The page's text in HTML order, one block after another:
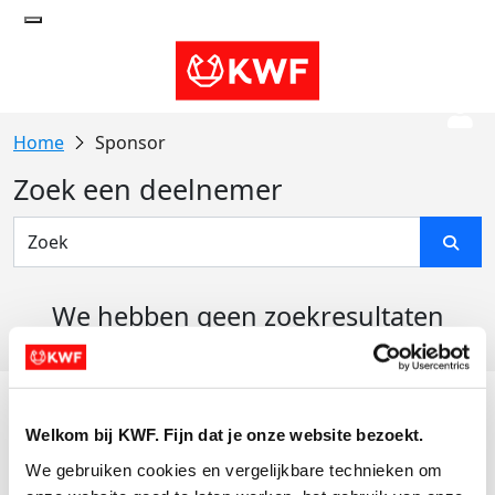
Welkom bij KWF. Fijn dat je onze website bezoekt.
We gebruiken cookies en vergelijkbare technieken om
Sponsor
Zoek een deelnemer
We hebben geen zoekresultaten
Actiematerialen
Evenementen